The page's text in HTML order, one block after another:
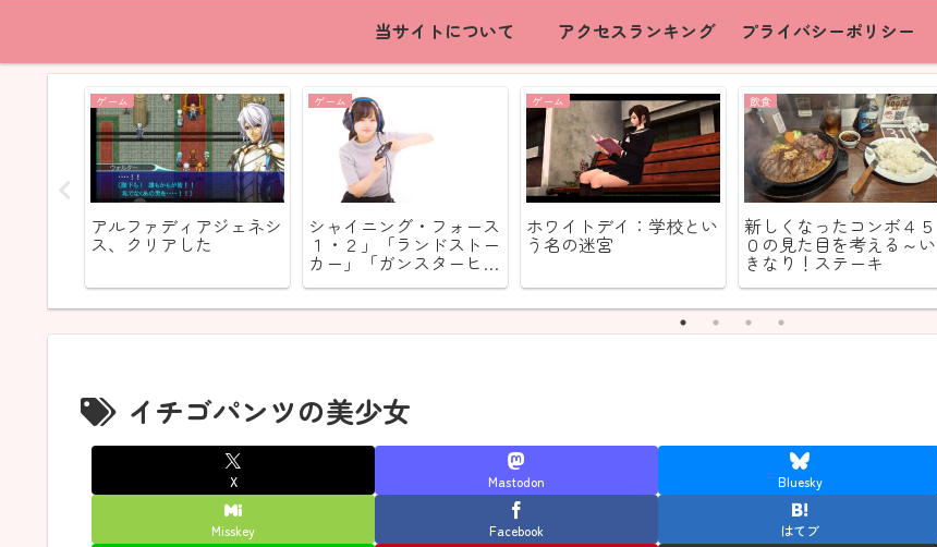
当サイトについて アクセスランキング プライバシーポリシー
ゲーム
アルファディアジェネシ
ス、クリアした
ゲーム
シャイニング・フォース
１・２」「ランドストー
カー」「ガンスターヒー
ローズ」（世界を震撼さ
させなかったセガと言う
名の衝撃）
ゲーム
ホワイトデイ：学校とい
う名の迷宮
飲食
新しくなったコンボ４５
０の見た目を考える～い
きなり！ステーキ
イチゴパンツの美少女
X Mastodon Bluesky
Misskey Facebook はてブ